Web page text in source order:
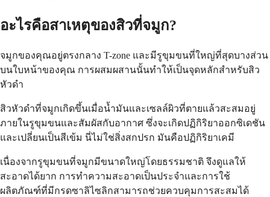
อะไรคือสาเหตุของสิวที่จมูก?
จมูกของคุณอยู่ตรงกลาง T-zone และมีรูขุมขนที่ใหญ่ที่สุดบางส่วน
บนใบหน้าของคุณ การผสมผสานนั้นทำให้เป็นจุดหลักสำหรับสิว
หัวดำ
สิวหัวดำที่จมูกเกิดขึ้นเมื่อน้ำมันและเซลล์ผิวที่ตายแล้วสะสมอยู่
ภายในรูขุมขนและสัมผัสกับอากาศ ซึ่งจะเกิดปฏิกิริยาออกซิเดชัน
และเปลี่ยนเป็นสีเข้ม นี่ไม่ใช่สิ่งสกปรก มันคือปฏิกิริยาเคมี
เนื่องจากรูขุมขนที่จมูกมีขนาดใหญ่โดยธรรมชาติ จึงดูแลให้
สะอาดได้ยาก การทำความสะอาดเป็นประจำและการใช้
ผลิตภัณฑ์ที่มีกรดซาลิไซลิกสามารถช่วยควบคุมการสะสมได้